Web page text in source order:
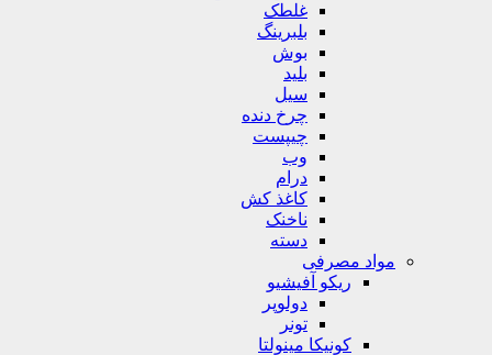
غلطک
بلبرینگ
بوش
بلید
سیل
چرخ دنده
چیپست
وب
درام
کاغذ کش
ناخنک
دسته
مواد مصرفی
ریکو آفیشیو
دولوپر
تونر
کونیکا مینولتا